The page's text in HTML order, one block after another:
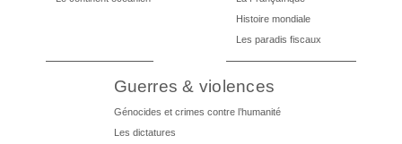
Histoire mondiale
Les paradis fiscaux
Guerres & violences
Génocides et crimes contre l’humanité
Les dictatures